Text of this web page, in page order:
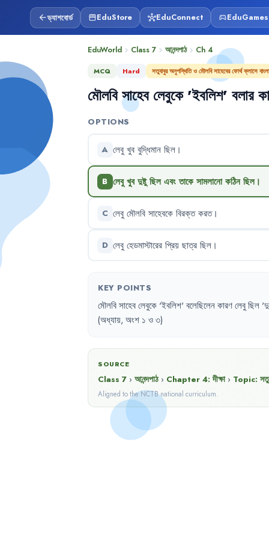
arrow_backড্যাশবোর্ড storefrontEduStore hubEduConnect sports_esportsEduGames
EduWorld chevron_right Class 7 chevron_right আনন্দপাঠchevron_right Ch 4
MCQ Hard সতুবাবুর অনুপস্থিতি ও মৌলবি সাহেবের ফোর্থ ক্লাসে
মৌলবি সাহেব লেবুকে 'ইবলিশ' বলার
OPTIONS
A লেবু খুব বুদ্ধিমান ছিল।
B লেবু খুব দুষ্টু ছিল এবং তাকে সামলানো কঠিন ছিল।
C লেবু মৌলবি সাহেবকে বিরক্ত করত।
D লেবু হেডমাস্টারের প্রিয় ছাত্র ছিল।
KEY POINTS
মৌলবিসাহেবলেবুকে 'ইবলিশ' বলেছিলেনকারণলেবুছিল '
(অধ্যায়, অংশ ১ ও৩)
SOURCE
Class 7 › আনন্দপাঠ › Chapter 4:দীক্ষা › Topic:
Aligned to the NCTB national curriculum.